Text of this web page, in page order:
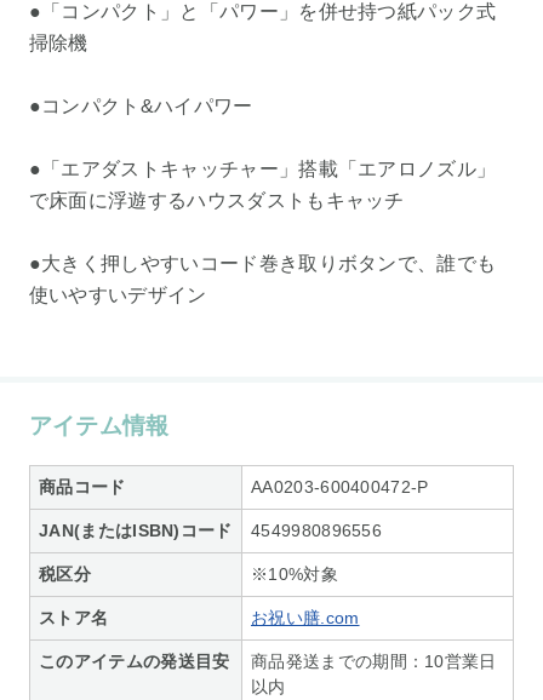
●「コンパクト」と「パワー」を併せ持つ紙パック式
掃除機
●コンパクト&ハイパワー
●「エアダストキャッチャー」搭載「エアロノズル」
で床面に浮遊するハウスダストもキャッチ
●大きく押しやすいコード巻き取りボタンで、誰でも
使いやすいデザイン
アイテム情報
商品コード AA0203-600400472-P
JAN(またはISBN)コード 4549980896556
税区分 ※10%対象
ストア名 お祝い膳.com
このアイテムの発送目安
商品発送までの期間：10営業日
以内